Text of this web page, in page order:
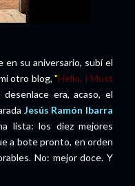
en su aniversario, subí el
otro blog, "Hello, I Must
era, acaso, el
Jesús Ramón Ibarra
lista: los diez mejores
a bote pronto, en orden
No: mejor doce. Y